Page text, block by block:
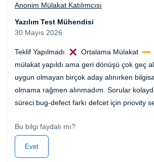
Anonim Mülakat Katılımcısı
Yazılım Test Mühendisi
30 Mayıs 2026
Teklif Yapılmadı
Ortalama Mülakat
mülakat yapıldı ama geri dönüşü çok geç
uygun olmayan birçok aday alınırken
olmama rağmen alınmadım. Sorular
süreci bug-defect farkı defcet için priovity
Bu bilgi faydalı mı?
Evet